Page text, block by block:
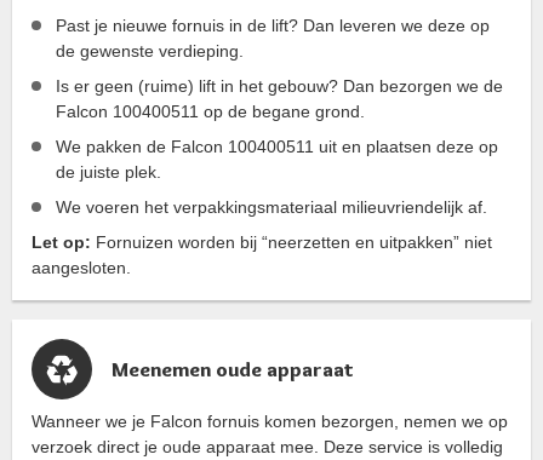
Past je nieuwe fornuis in de lift? Dan leveren we deze op
de gewenste verdieping.
Is er geen (ruime) lift in het gebouw? Dan bezorgen we de
Falcon 100400511 op de begane grond.
We pakken de Falcon 100400511 uit en plaatsen deze op
de juiste plek.
We voeren het verpakkingsmateriaal milieuvriendelijk af.
Let op: Fornuizen worden bij “neerzetten en uitpakken” niet
aangesloten.
Meenemen oude apparaat
Wanneer we je Falcon fornuis komen bezorgen, nemen we op
verzoek direct je oude apparaat mee. Deze service is volledig